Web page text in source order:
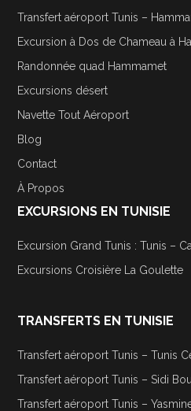
Transfert aéroport Tunis –
Excursion à Dos de Chameau à
Randonnée quad Hammamet
Excursions désert
Navette Tout Aéroport
Blog
Contact
À Propos
EXCURSIONS EN TUNISIE
Excursion Grand Tunis : Tunis –
Excursions Croisière La Goulette
TRANSFERTS EN TUNISIE
Transfert aéroport Tunis – Tunis
Transfert aéroport Tunis – Sidi
Transfert aéroport Tunis –